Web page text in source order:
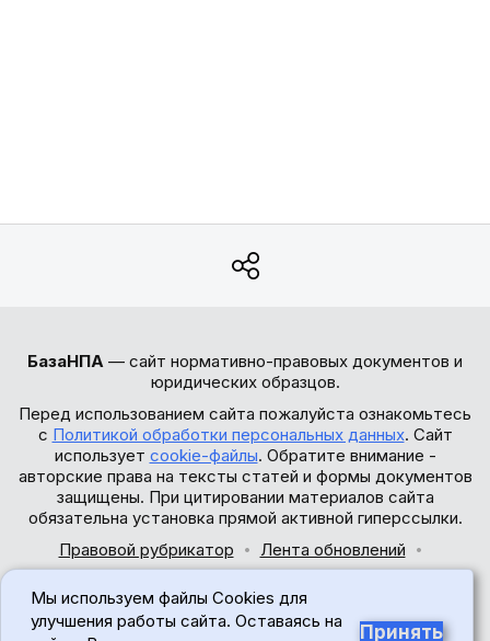
БазаНПА — сайт нормативно-правовых документов и
юридических образцов.
Перед использованием сайта пожалуйста ознакомьтесь
с Политикой обработки персональных данных. Сайт
использует cookie-файлы. Обратите внимание -
авторские права на тексты статей и формы документов
защищены. При цитировании материалов сайта
обязательна установка прямой активной гиперссылки.
Правовой рубрикатор
Лента обновлений
© 2017-2026
Мы используем файлы Cookies для
улучшения работы сайта. Оставаясь на
Принять